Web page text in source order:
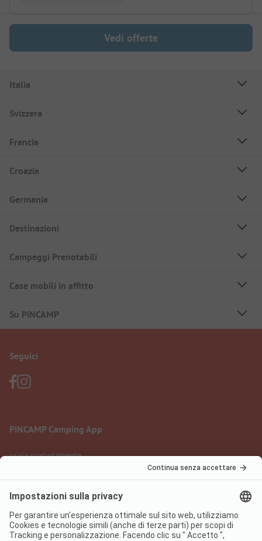
Vedi offerte
Italia
Svizzera
Francia
Croazia
Germania
Destinazioni
Campeggi Prenotabili
Case mobili in affitto
Su PiNCAMP
Seguici
PiNCAMP Camping App
usala gratuitamente
Informazione legale
Protezione dati
Condizioni d'uso